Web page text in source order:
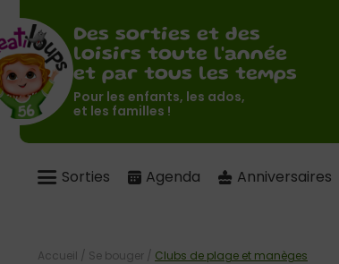
Des sorties et des
loisirs toute l'année
et par tous les temps
Pour les enfants, les ados,
et les familles !
Sorties Agenda Anniversaires
Accueil / Se bouger / Clubs de plage et manèges